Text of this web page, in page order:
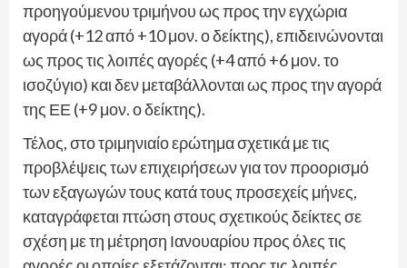
προηγούμενου τριμήνου ως προς την εγχώρια
αγορά (+12 από +10 μον. ο δείκτης), επιδεινώνονται
ως προς τις λοιπές αγορές (+4 από +6 μον. το
ισοζύγιο) και δεν μεταβάλλονται ως προς την αγορά
της ΕΕ (+9 μον. ο δείκτης).
Τέλος, στο τριμηνιαίο ερώτημα σχετικά με τις
προβλέψεις των επιχειρήσεων για τον προορισμό
των εξαγωγών τους κατά τους προσεχείς μήνες,
καταγράφεται πτώση στους σχετικούς δείκτες σε
σχέση με τη μέτρηση Ιανουαρίου προς όλες τις